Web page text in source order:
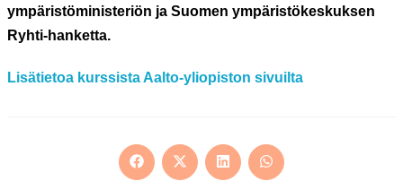
ympäristöministeriön ja Suomen ympäristökeskuksen
Ryhti-hanketta.
Lisätietoa kurssista Aalto-yliopiston sivuilta
Opens
Opens
Opens
Opens